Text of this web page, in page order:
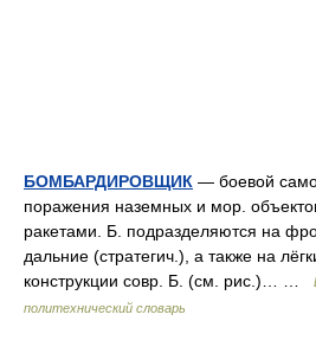
БОМБАРДИРОВЩИК — боевой
поражения наземных и мор.
ракетами. Б. подразделяются на
дальние (стратегич.), а также на
конструкции совр. Б. (см. рис.)… …
политехнический словарь